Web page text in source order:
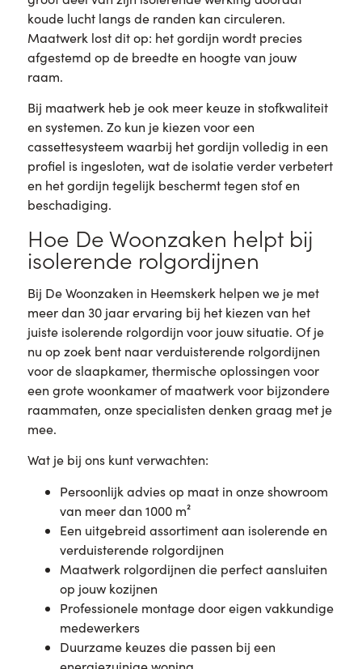
koude lucht langs de randen kan circuleren.
Maatwerk lost dit op: het gordijn wordt precies
afgestemd op de breedte en hoogte van jouw
raam.
Bij maatwerk heb je ook meer keuze in stofkwaliteit
en systemen. Zo kun je kiezen voor een
cassettesysteem waarbij het gordijn volledig in een
profiel is ingesloten, wat de isolatie verder verbetert
en het gordijn tegelijk beschermt tegen stof en
beschadiging.
Hoe De Woonzaken helpt bij
isolerende rolgordijnen
Bij De Woonzaken in Heemskerk helpen we je met
meer dan 30 jaar ervaring bij het kiezen van het
juiste isolerende rolgordijn voor jouw situatie. Of je
nu op zoek bent naar verduisterende rolgordijnen
voor de slaapkamer, thermische oplossingen voor
een grote woonkamer of maatwerk voor bijzondere
raammaten, onze specialisten denken graag met je
mee.
Wat je bij ons kunt verwachten:
Persoonlijk advies op maat in onze showroom
van meer dan 1000 m²
Een uitgebreid assortiment aan isolerende en
verduisterende rolgordijnen
Maatwerk rolgordijnen die perfect aansluiten
op jouw kozijnen
Professionele montage door eigen vakkundige
medewerkers
Duurzame keuzes die passen bij een